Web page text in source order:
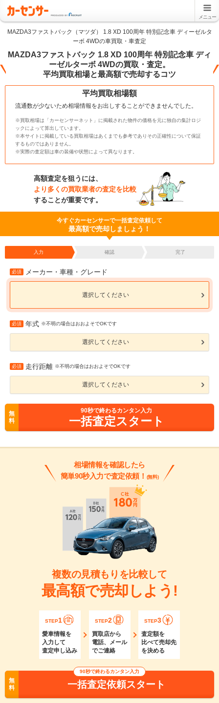
メニュー
MAZDA3ファストバック（マツダ） 1.8 XD 100周年 特別記念車 ディーゼルタ
ーボ 4WDの車買取・車査定
MAZDA3ファストバック 1.8 XD 100周年 特別記念車 ディ
ーゼルターボ 4WDの買取・査定。
平均買取相場と最高額で売却するコツ
平均買取相場額
流通数が少ないため相場情報をお出しすることができませんでした。
※買取相場は「カーセンサーネット」に掲載された物件の価格を元に独自の集計ロジ
ックによって算出しています。
※本サイトに掲載している買取相場はあくまでも参考でありその正確性について保証
するものではありません。
※実際の査定額は車の装備や状態によって異なります。
高額査定を狙うには、
より多くの買取業者の査定を比較
することが重要です。
今すぐカーセンサーで一括査定依頼して
最高額で売却しましょう！
入力 確認 完了
必須 メーカー・車種・グレード
選択してください
必須 年式 ※不明の場合はおおよそでOKです
選択してください
必須 走行距離 ※不明の場合はおおよそでOKです
選択してください
無
料
90秒で終わるカンタン入力
一括査定スタート
相場情報を確認したら
簡単90秒入力で査定依頼！ (無料)
複数の見積もりを比較して
最高額で売却しよう!
STEP1
愛車情報を
入力して
査定申し込み
STEP2
買取店から
電話、メール
でご連絡
STEP3
査定額を
比べて売却先
を決める
無
料
90秒で終わるカンタン入力
一括査定依頼スタート